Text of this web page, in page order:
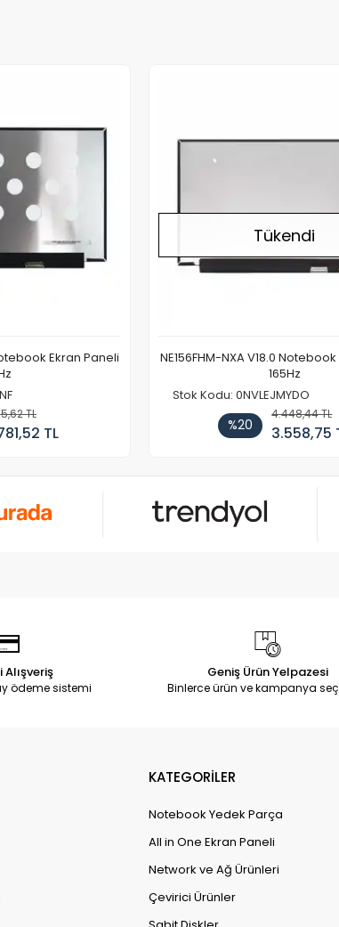
Ekran Paneli
TL
TL
Tükendi
NE156FHM-NXA V18.0
165Hz
Stok Kodu: 0NVLEJMYDO
%20
4.448,44 TL
3.558,75
Alışveriş
ödeme sistemi
Geniş Ürün Yelpazesi
Binlerce ürün ve kampanya
KATEGORİLER
Notebook Yedek Parça
All in One Ekran Paneli
Network ve Ağ Ürünleri
Çevirici Ürünler